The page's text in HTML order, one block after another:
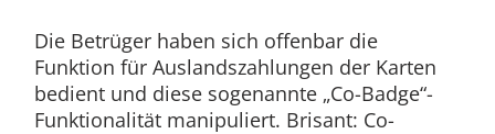
Die Betrüger haben sich offenbar die
Funktion für Auslandszahlungen der Karten
bedient und diese sogenannte „Co-Badge“-
Funktionalität manipuliert. Brisant: Co-